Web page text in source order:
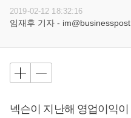
2019-02-12 18:32:16
임재후 기자 -
넥슨이 지난해 영업이익